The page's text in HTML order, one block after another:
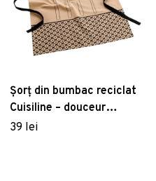
Șorț din bumbac reciclat
Cuisiline – douceur
d'intérieur
39 lei